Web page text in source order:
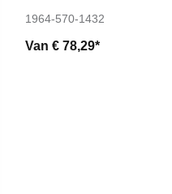
1964-570-1432
Van € 78,29*